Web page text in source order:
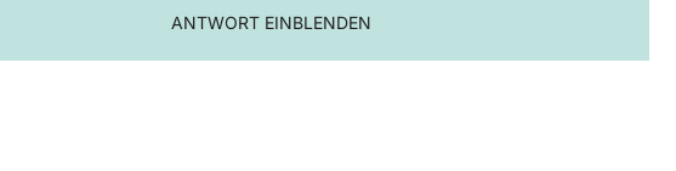
ANTWORT EINBLENDEN